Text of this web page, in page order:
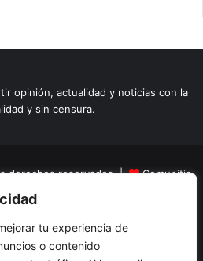
tu experiencia de
o contenido
opinión, actualidad y noticias con la
y sin censura.
derechos reservados |
Comunitic
Nit 901228106
Opinion Turismo
Caricaturas Reportajes